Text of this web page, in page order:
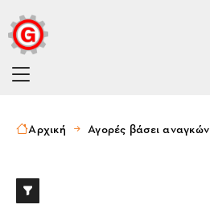
Αρχική Αγορές βάσει αναγκών